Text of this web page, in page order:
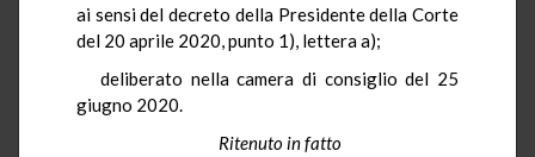
ai sensi del decreto della Presidente della Corte
del 20 aprile 2020, punto 1), lettera a);
deliberato nella camera di consiglio del 25
giugno 2020.
Ritenuto in fatto